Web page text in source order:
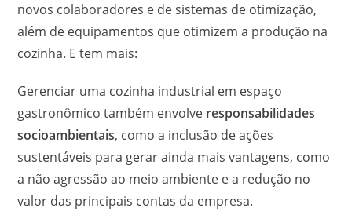
novos colaboradores e de sistemas de otimização,
além de equipamentos que otimizem a produção na
cozinha. E tem mais:
Gerenciar uma cozinha industrial em espaço
gastronômico também envolve responsabilidades
socioambientais, como a inclusão de ações
sustentáveis para gerar ainda mais vantagens, como
a não agressão ao meio ambiente e a redução no
valor das principais contas da empresa.